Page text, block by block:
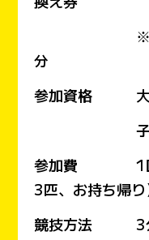
※子供の
分
参加資格 大
子供の
参加費 1回
3匹、お持ち帰り
競技方法 3分